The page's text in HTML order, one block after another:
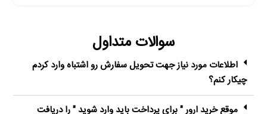
سوالات متداول
اطلاعات مورد نیاز جهت تحویل سفارش رو اشتباه وارد کردم
چیکار کنم؟
موقع خرید ارور " برای پرداخت باید وارد شوید " را دریافت